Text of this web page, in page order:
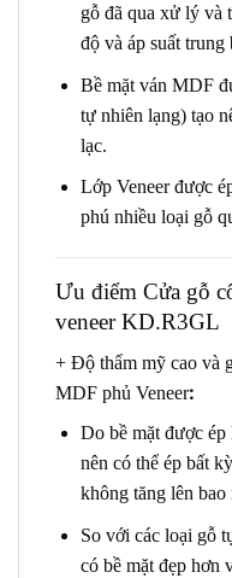
gỗ đã qua xử lý và
độ và áp suất trung
Bề mặt ván MDF
tự nhiên lạng) tạo
lạc.
Lớp Veneer được
phú nhiều loại gỗ
Ưu điểm Cửa gỗ
veneer KD.R3GL
+ Độ thẩm mỹ cao và
MDF phủ Veneer:
Do bề mặt được
nên có thể ép bất
không tăng lên bao
So với các loại gỗ
có bề mặt đẹp hơn